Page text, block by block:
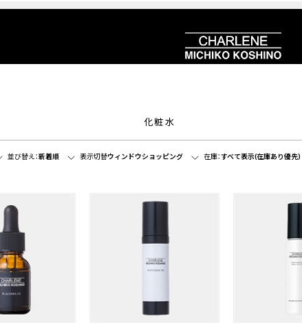
化粧水
並び替え：新着順 表示切替ウィンドウショッピング 在庫：すべて表示(在庫あり優先)